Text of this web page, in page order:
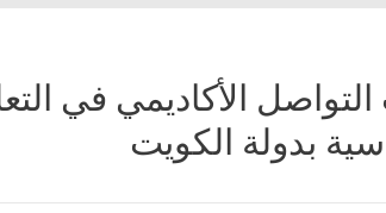
الأكاديمي في
بدولة الكويت